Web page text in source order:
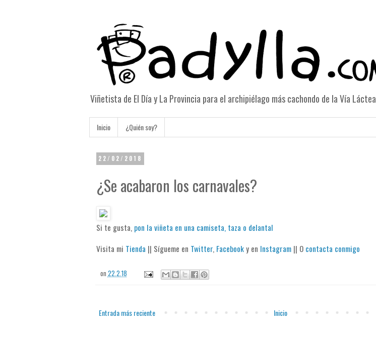
Viñetista de El Día y La Provincia para el archipiélago más cachondo de la Vía Láctea
Inicio ¿Quién soy?
22/02/2018
¿Se acabaron los carnavales?
Si te gusta, pon la viñeta en una camiseta, taza o delantal
Visita mi Tienda || Sígueme en Twitter, Facebooky en Instagram|| O contacta conmigo
on 22.2.18
Entrada más reciente Inicio